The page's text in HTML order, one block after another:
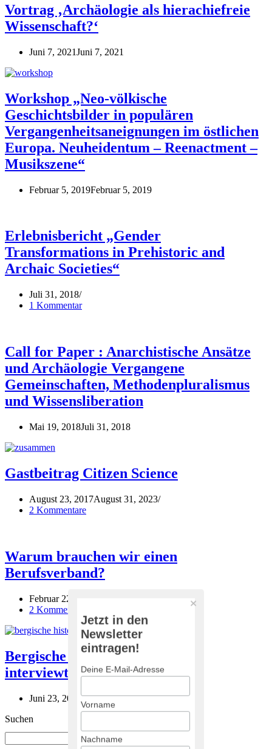
Vortrag ‚Archäologie als hierachiefreie
Wissenschaft?‘
Juni 7, 2021Juni 7, 2021
Workshop „Neo-völkische
Geschichtsbilder in populären
Vergangenheitsaneignungen im östlichen
Europa. Neuheidentum – Reenactment –
Musikszene“
Februar 5, 2019Februar 5, 2019
Erlebnisbericht „Gender
Transformations in Prehistoric and
Archaic Societies“
Juli 31, 2018
1 Kommentar
Call for Paper : Anarchistische Ansätze
und Archäologie Vergangene
Gemeinschaften, Methodenpluralismus
und Wissensliberation
Mai 19, 2018Juli 31, 2018
Gastbeitrag Citizen Science
August 23, 2017August 31, 2023
2 Kommentare
Warum brauchen wir einen
Berufsverband?
Februar 22, 2017
2 Kommentare
Bergische Historiker haben uns
interviewt!
Juni 23, 2016September 19, 2017
Suchen
Jetzt in den
Newsletter
eintragen!
Deine E-Mail-Adresse
Vorname
Nachname